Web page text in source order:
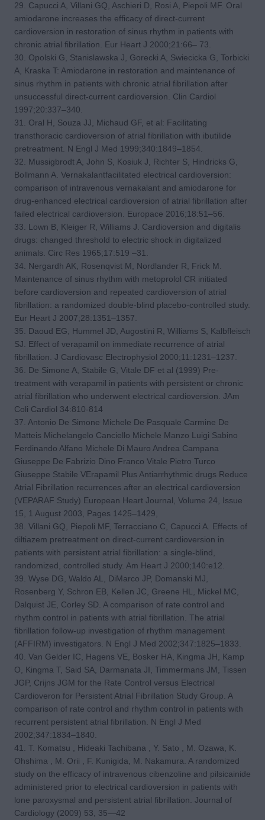
29. Capucci A, Villani GQ, Aschieri D, Rosi A, Piepoli MF. Oral
amiodarone increases the efficacy of direct-current
cardioversion in restoration of sinus rhythm in patients with
chronic atrial fibrillation. Eur Heart J 2000;21:66– 73.
30. Opolski G, Stanislawska J, Gorecki A, Swiecicka G, Torbicki
A, Kraska T: Amiodarone in restoration and maintenance of
sinus rhythm in patients with chronic atrial fibrillation after
unsuccessful direct-current cardioversion. Clin Cardiol
1997;20:337–340.
31. Oral H, Souza JJ, Michaud GF, et al: Facilitating
transthoracic cardioversion of atrial fibrillation with ibutilide
pretreatment. N Engl J Med 1999;340:1849–1854.
32. Mussigbrodt A, John S, Kosiuk J, Richter S, Hindricks G,
Bollmann A. Vernakalantfacilitated electrical cardioversion:
comparison of intravenous vernakalant and amiodarone for
drug-enhanced electrical cardioversion of atrial fibrillation after
failed electrical cardioversion. Europace 2016;18:51–56.
33. Lown B, Kleiger R, Williams J. Cardioversion and digitalis
drugs: changed threshold to electric shock in digitalized
animals. Circ Res 1965;17:519 –31.
34. Nergardh AK, Rosenqvist M, Nordlander R, Frick M.
Maintenance of sinus rhythm with metoprolol CR initiated
before cardioversion and repeated cardioversion of atrial
fibrillation: a randomized double-blind placebo-controlled study.
Eur Heart J 2007;28:1351–1357.
35. Daoud EG, Hummel JD, Augostini R, Williams S, Kalbfleisch
SJ. Effect of verapamil on immediate recurrence of atrial
fibrillation. J Cardiovasc Electrophysiol 2000;11:1231–1237.
36. De Simone A, Stabile G, Vitale DF et al (1999) Pre-
treatment with verapamil in patients with persistent or chronic
atrial fibrillation who underwent electrical cardioversion. JAm
Coli Cardiol 34:810-814
37. Antonio De Simone Michele De Pasquale Carmine De
Matteis Michelangelo Canciello Michele Manzo Luigi Sabino
Ferdinando Alfano Michele Di Mauro Andrea Campana
Giuseppe De Fabrizio Dino Franco Vitale Pietro Turco
Giuseppe Stabile VErapamil Plus Antiarrhythmic drugs Reduce
Atrial Fibrillation recurrences after an electrical cardioversion
(VEPARAF Study) European Heart Journal, Volume 24, Issue
15, 1 August 2003, Pages 1425–1429,
38. Villani GQ, Piepoli MF, Terracciano C, Capucci A. Effects of
diltiazem pretreatment on direct-current cardioversion in
patients with persistent atrial fibrillation: a single-blind,
randomized, controlled study. Am Heart J 2000;140:e12.
39. Wyse DG, Waldo AL, DiMarco JP, Domanski MJ,
Rosenberg Y, Schron EB, Kellen JC, Greene HL, Mickel MC,
Dalquist JE, Corley SD. A comparison of rate control and
rhythm control in patients with atrial fibrillation. The atrial
fibrillation follow-up investigation of rhythm management
(AFFIRM) investigators. N Engl J Med 2002;347:1825–1833.
40. Van Gelder IC, Hagens VE, Bosker HA, Kingma JH, Kamp
O, Kingma T, Said SA, Darmanata JI, Timmermans JM, Tissen
JGP, Crijns JGM for the Rate Control versus Electrical
Cardioveron for Persistent Atrial Fibrillation Study Group. A
comparison of rate control and rhythm control in patients with
recurrent persistent atrial fibrillation. N Engl J Med
2002;347:1834–1840.
41. T. Komatsu , Hideaki Tachibana , Y. Sato , M. Ozawa, K.
Ohshima , M. Orii , F. Kunigida, M. Nakamura. A randomized
study on the efficacy of intravenous cibenzoline and pilsicainide
administered prior to electrical cardioversion in patients with
lone paroxysmal and persistent atrial fibrillation. Journal of
Cardiology (2009) 53, 35—42